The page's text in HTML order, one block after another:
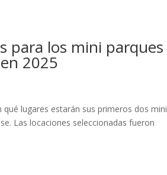
para los mini parques
2025
lugares estarán sus primeros dos mini
Las locaciones seleccionadas fueron